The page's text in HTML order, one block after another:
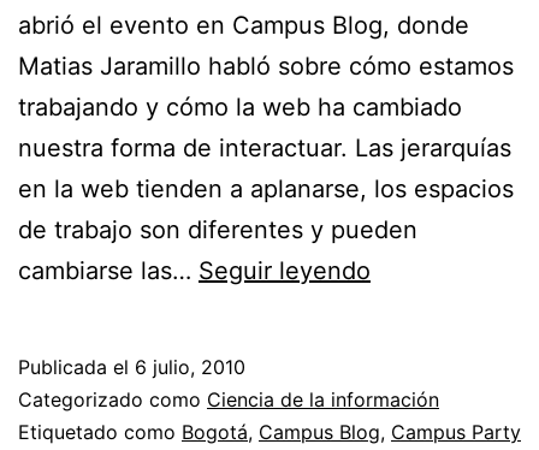
abrió el evento en Campus Blog, donde
Matias Jaramillo habló sobre cómo estamos
trabajando y cómo la web ha cambiado
nuestra forma de interactuar. Las jerarquías
en la web tienden a aplanarse, los espacios
de trabajo son diferentes y pueden
cambiarse las… Seguir leyendo
entorno
de
Publicada el 6 julio, 2010
Categorizado como Ciencia de la información
Etiquetado como Bogotá, Campus Blog, Campus Party